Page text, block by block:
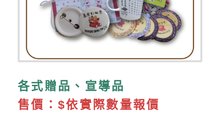
各式贈品、宣導品
售價： $依實際數量報價